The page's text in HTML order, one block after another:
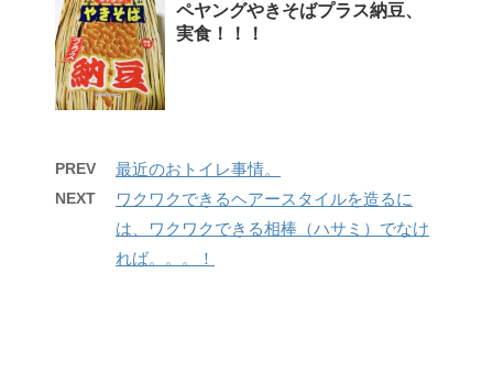
ペヤングやきそばプラス納豆、
実食！！！
PREV 最近のおトイレ事情。
NEXT
ワクワクできるヘアースタイルを造るに
は、ワクワクできる相棒（ハサミ）でなけ
れば。。。！